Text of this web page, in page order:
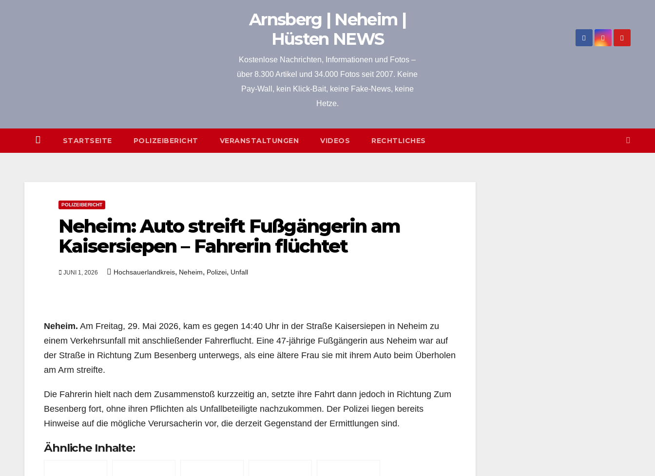
Arnsberg | Neheim |
Hüsten NEWS
Kostenlose Nachrichten, Informationen und Fotos –
über 8.300 Artikel und 34.000 Fotos seit 2007. Keine
Pay-Wall, kein Klick-Bait, keine Fake-News, keine
Hetze.
STARTSEITE POLIZEIBERICHT VERANSTALTUNGEN VIDEOS RECHTLICHES
POLIZEIBERICHT
Neheim: Auto streift Fußgängerin am
Kaisersiepen – Fahrerin flüchtet
JUNI 1, 2026 Hochsauerlandkreis, Neheim, Polizei, Unfall
Neheim. Am Freitag, 29. Mai 2026, kam es gegen 14:40 Uhr in der Straße Kaisersiepen in Neheim zu
einem Verkehrsunfall mit anschließender Fahrerflucht. Eine 47-jährige Fußgängerin aus Neheim war auf
der Straße in Richtung Zum Besenberg unterwegs, als eine ältere Frau sie mit ihrem Auto beim Überholen
am Arm streifte.
Die Fahrerin hielt nach dem Zusammenstoß kurzzeitig an, setzte ihre Fahrt dann jedoch in Richtung Zum
Besenberg fort, ohne ihren Pflichten als Unfallbeteiligte nachzukommen. Der Polizei liegen bereits
Hinweise auf die mögliche Verursacherin vor, die derzeit Gegenstand der Ermittlungen sind.
Ähnliche Inhalte: